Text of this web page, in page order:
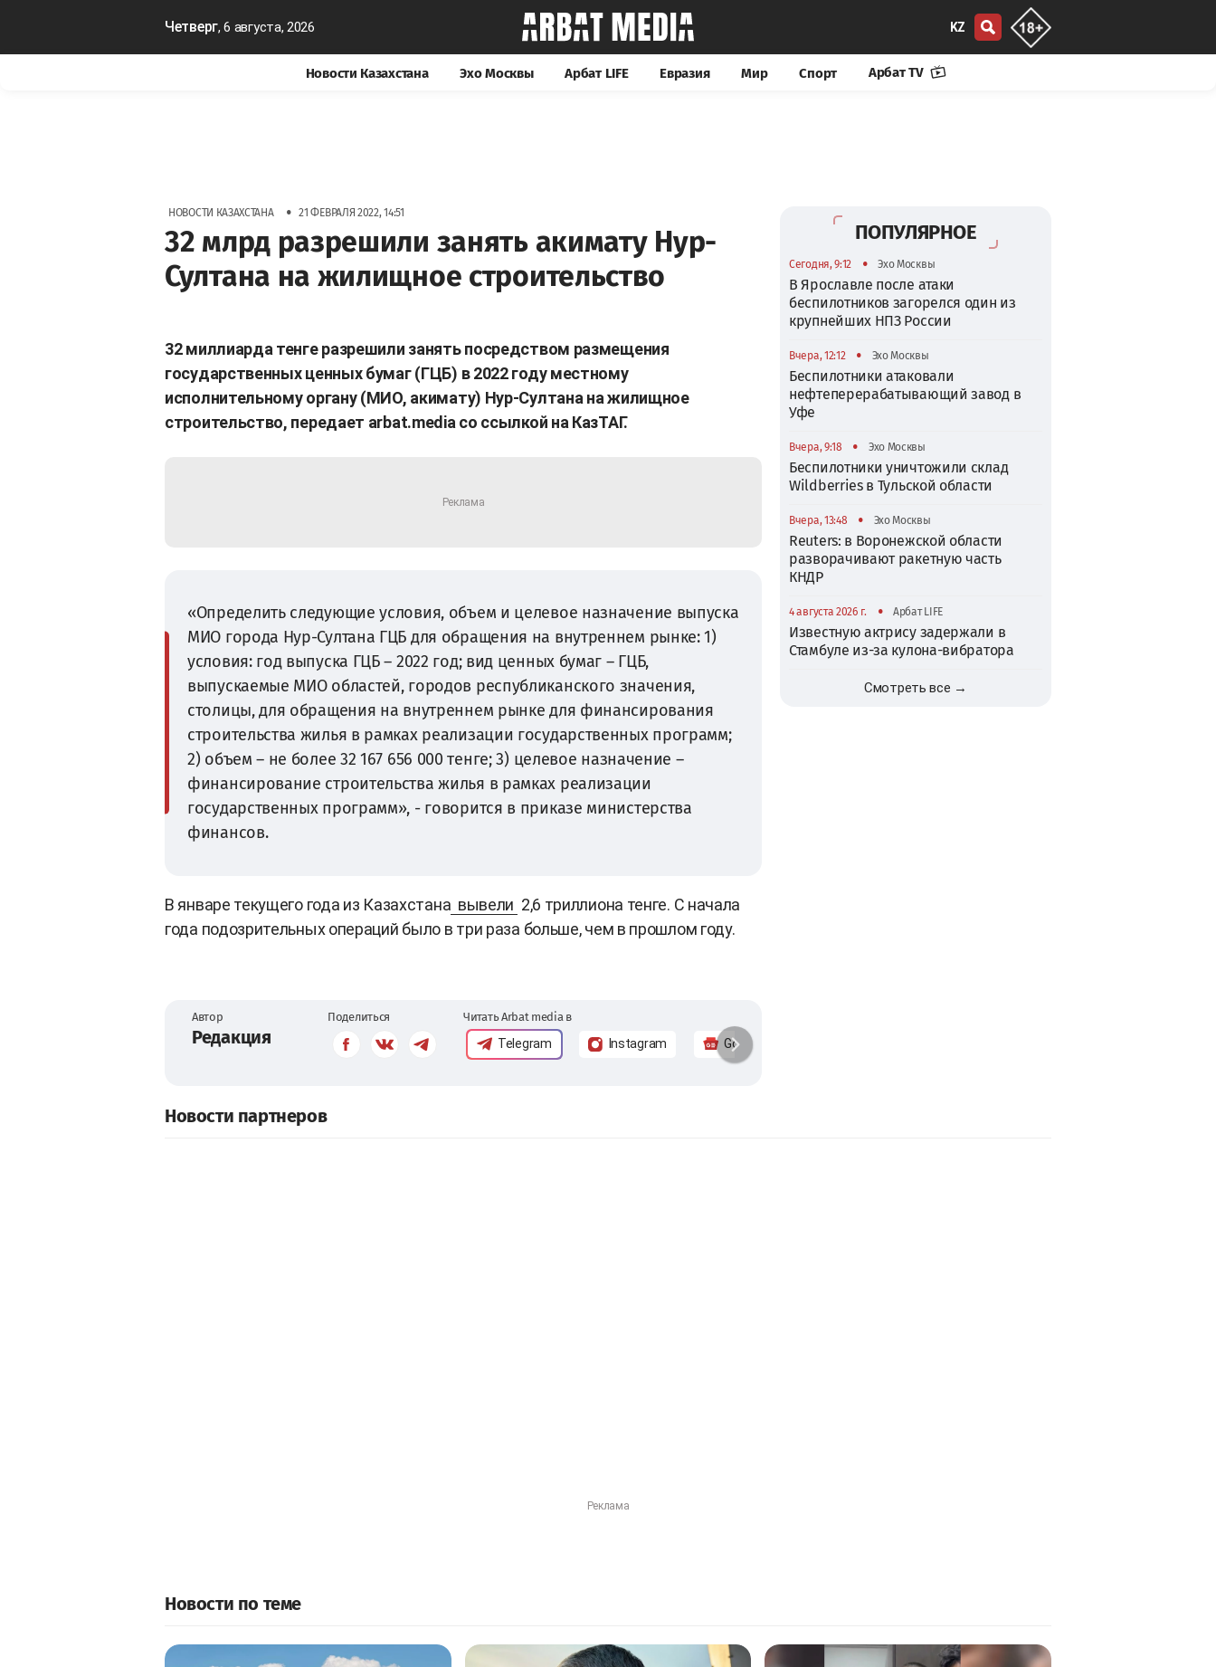
Четверг, 6 августа, 2026 KZ
Новости Казахстана Эхо Москвы Арбат LIFE Евразия Мир Спорт Арбат TV
НОВОСТИ КАЗАХСТАНА • 21 ФЕВРАЛЯ 2022, 14:51
32 млрд разрешили занять акимату Нур-
Султана на жилищное строительство
32 миллиарда тенге разрешили занять посредством размещения
государственных ценных бумаг (ГЦБ) в 2022 году местному
исполнительному органу (МИО, акимату) Нур-Султана на жилищное
строительство, передает arbat.media со ссылкой на КазТАГ.
«Определить следующие условия, объем и целевое назначение выпуска
МИО города Нур-Султана ГЦБ для обращения на внутреннем рынке: 1)
условия: год выпуска ГЦБ – 2022 год; вид ценных бумаг – ГЦБ,
выпускаемые МИО областей, городов республиканского значения,
столицы, для обращения на внутреннем рынке для финансирования
строительства жилья в рамках реализации государственных программ;
2) объем – не более 32 167 656 000 тенге; 3) целевое назначение –
финансирование строительства жилья в рамках реализации
государственных программ», - говорится в приказе министерства
финансов.
В январе текущего года из Казахстана вывели 2,6 триллиона тенге. С начала
года подозрительных операций было в три раза больше, чем в прошлом году.
Автор
Редакция
Поделиться Читать Arbat media в
Telegram Instagram Google News
ПОПУЛЯРНОЕ
Сегодня, 9:12 • Эхо Москвы
В Ярославле после атаки
беспилотников загорелся один из
крупнейших НПЗ России
Вчера, 12:12 • Эхо Москвы
Беспилотники атаковали
нефтеперерабатывающий завод в
Уфе
Вчера, 9:18 • Эхо Москвы
Беспилотники уничтожили склад
Wildberries в Тульской области
Вчера, 13:48 • Эхо Москвы
Reuters: в Воронежской области
разворачивают ракетную часть
КНДР
4 августа 2026 г. • Арбат LIFE
Известную актрису задержали в
Стамбуле из-за кулона-вибратора
Смотреть все →
Новости партнеров
Новости по теме